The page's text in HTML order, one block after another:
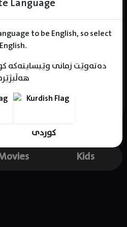
to be English, so select
English.
دەتەوێت زمانی وێبسایتەکە
کوردی
Kids